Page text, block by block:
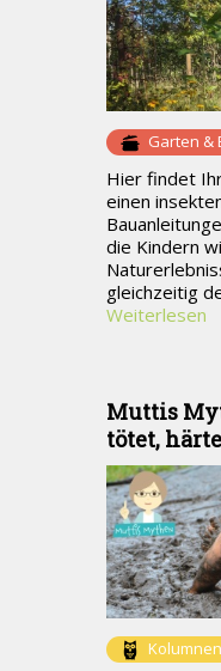
Garten &
Hier findet
einen
die Kindern
gleichzeitig
Weiterlesen
Muttis
tötet,
Kolumnen